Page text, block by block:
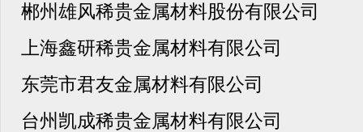
郴州雄风稀贵金属材料股份有限公司
上海鑫研稀贵金属材料有限公司
东莞市君友金属材料有限公司
台州凯成稀贵金属材料有限公司